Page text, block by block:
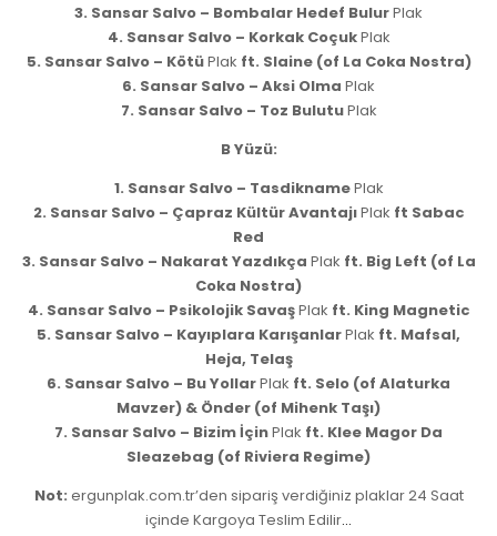
3. Sansar Salvo – Bombalar Hedef BulurPlak
4. Sansar Salvo – Korkak CoçukPlak
5. Sansar Salvo – KötüPlak ft. Slaine (of La Coka Nostra)
6. Sansar Salvo – Aksi Olma Plak
7. Sansar Salvo – Toz BulutuPlak
B Yüzü:
1. Sansar Salvo – TasdiknamePlak
2. Sansar Salvo – Çapraz Kültür AvantajıPlak ft Sabac
Red
3. Sansar Salvo – Nakarat Yazdıkça Plak ft. Big Left (of La
Coka Nostra)
4. Sansar Salvo – Psikolojik SavaşPlak ft. King Magnetic
5. Sansar Salvo – Kayıplara KarışanlarPlak ft. Mafsal,
Heja, Telaş
6. Sansar Salvo – Bu YollarPlak ft. Selo (of Alaturka
Mavzer) & Önder (of Mihenk Taşı)
7. Sansar Salvo – Bizim İçinPlak ft. Klee Magor Da
Sleazebag (of Riviera Regime)
Not: ergunplak.com.tr’den sipariş verdiğiniz plaklar 24 Saat
içinde Kargoya Teslim Edilir...